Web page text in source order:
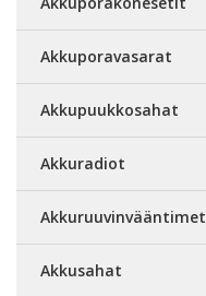
Akkuporavasarat
Akkupuukkosahat
Akkuradiot
Akkuruuvinvääntimet
Akkusahat